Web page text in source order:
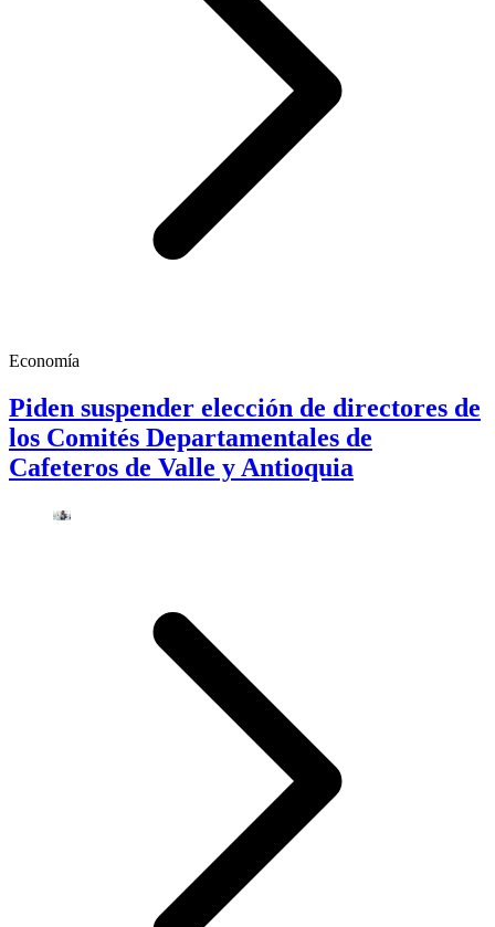
Economía
Piden suspender elección de directores de
los Comités Departamentales de
Cafeteros de Valle y Antioquia